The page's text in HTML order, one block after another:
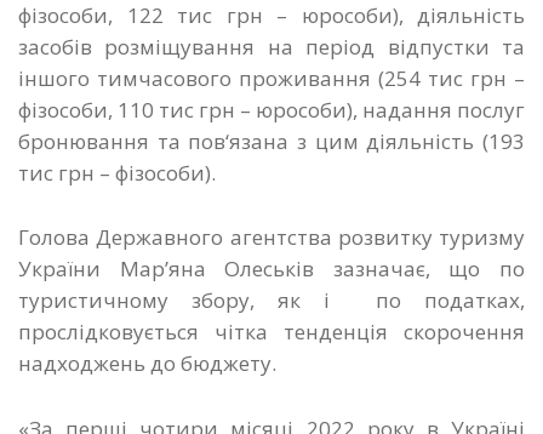
фізособи, 122 тис грн – юрособи), діяльність
засобів розміщування на період відпустки та
іншого тимчасового проживання (254 тис грн –
фізособи, 110 тис грн – юрособи), надання послуг
бронювання та пов‘язана з цим діяльність (193
тис грн – фізособи).
Голова Державного агентства розвитку туризму
України Мар’яна Олеськів зазначає, що по
туристичному збору, як і по податках,
прослідковується чітка тенденція скорочення
надходжень до бюджету.
«За перші чотири місяці 2022 року в Україні